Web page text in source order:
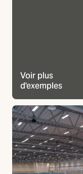
Voir plus
d'exemples